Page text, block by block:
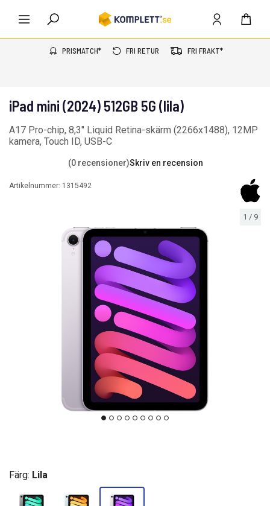
PRISMATCH* FRI RETUR FRI FRAKT*
1 / 9
iPad mini (2024) 512GB 5G (lila)
A17 Pro-chip, 8,3" Liquid Retina-skärm (2266x1488), 12MP
kamera, Touch ID, USB-C
(0 recensioner)Skriv en recension
Artikelnummer: 1315492
Färg: Lila